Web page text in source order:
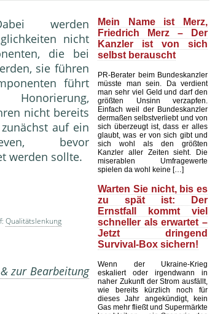
werden
nicht
die bei
sie führen
führt
nicht bereits
auf ein
bevor
werden sollte.
Qualitätslenkung
zur Bearbeitung
Mein Name ist Merz,
Friedrich Merz – Der
Kanzler ist von sich
selbst berauscht
PR-Berater beim Bundeskanzler
müsste man sein. Da verdient
man sehr viel Geld und darf den
größten Unsinn verzapfen.
Einfach weil der Bundeskanzler
dermaßen selbstverliebt und von
sich überzeugt ist, dass er alles
glaubt, was er von sich gibt und
sich wohl als den größten
Kanzler aller Zeiten sieht. Die
miserablen Umfragewerte
spielen da wohl keine […]
Warten Sie nicht, bis es
zu spät ist: Der
Ernstfall kommt viel
schneller als erwartet –
Jetzt dringend
Survival-Box sichern!
Wenn der Ukraine-Krieg
eskaliert oder irgendwann in
naher Zukunft der Strom ausfällt,
wie bereits kürzlich noch für
dieses Jahr angekündigt, kein
Gas mehr fließt und Supermärkte